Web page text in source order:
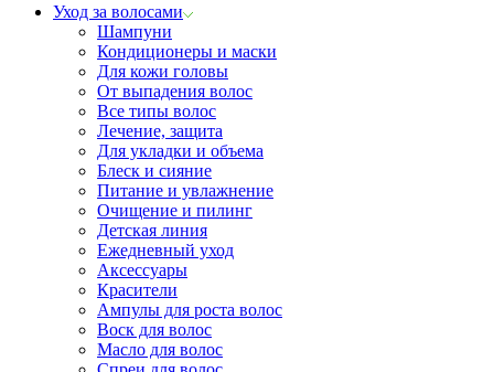
Уход за волосами
Шампуни
Кондиционеры и маски
Для кожи головы
От выпадения волос
Все типы волос
Лечение, защита
Для укладки и объема
Блеск и сияние
Питание и увлажнение
Очищение и пилинг
Детская линия
Ежедневный уход
Аксессуары
Красители
Ампулы для роста волос
Воск для волос
Масло для волос